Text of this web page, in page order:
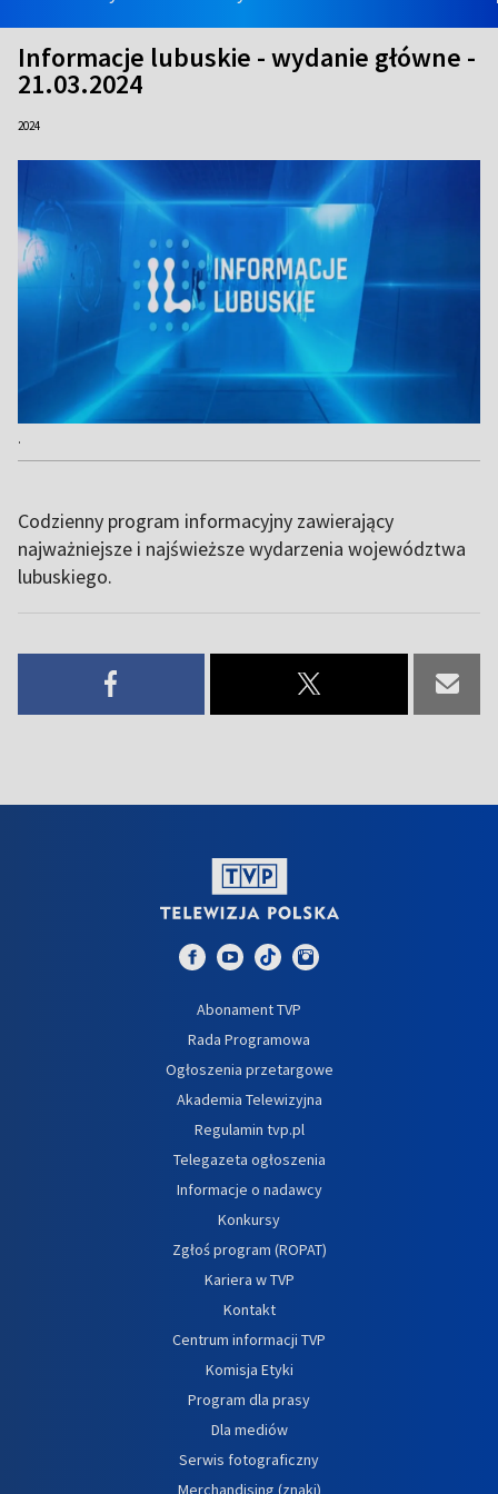
Informacje lubuskie - wydanie główne -
21.03.2024
2024
.
Codzienny program informacyjny zawierający
najważniejsze i najświeższe wydarzenia województwa
lubuskiego.
Abonament TVP
Rada Programowa
Ogłoszenia przetargowe
Akademia Telewizyjna
Regulamin tvp.pl
Telegazeta ogłoszenia
Informacje o nadawcy
Konkursy
Zgłoś program (ROPAT)
Kariera w TVP
Kontakt
Centrum informacji TVP
Komisja Etyki
Program dla prasy
Dla mediów
Serwis fotograficzny
Merchandising (znaki)